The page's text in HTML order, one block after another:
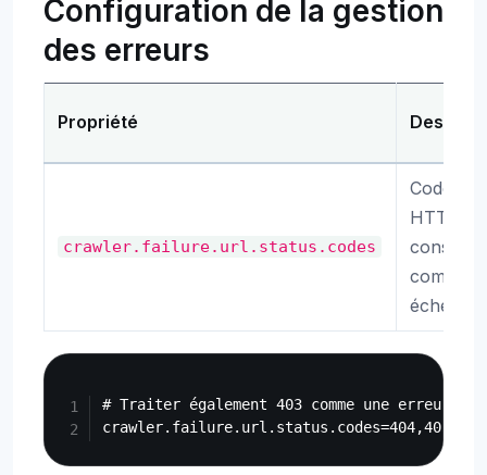
Configuration de la gestion
des erreurs
Propriété
crawler.failure.url.status.codes
Codes
HTTP
comme
échecs
# Traiter également 403 comme une erreur en